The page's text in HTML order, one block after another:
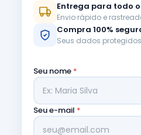
Entrega para todo
Envio rápido e
Compra 100%
Seus dados
Seu nome *
Seu e-mail *